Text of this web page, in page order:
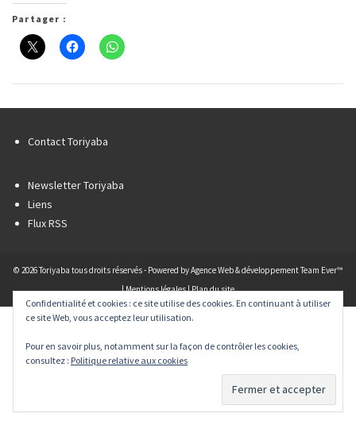
Partager :
Contact Toriyaba
Newsletter Toriyaba
Liens
Flux RSS
© 2026 Toriyaba tous droits réservés - Powered byAgence Web & développement Team Ever™
|Mentions légales|Plan du site
Confidentialité et cookies : ce site utilise des cookies. En continuant à utiliser
ce site Web, vous acceptez leur utilisation.
Pour en savoir plus, notamment sur la façon de contrôler les cookies,
consultez : Politique relative aux cookies